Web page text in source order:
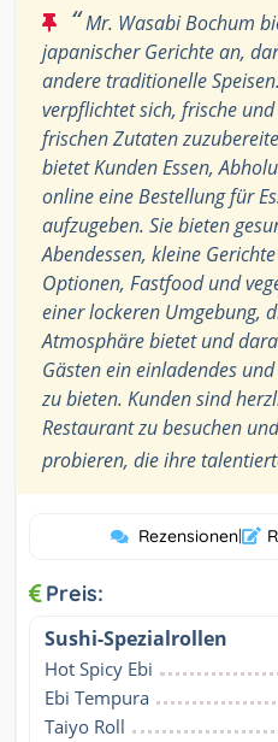
“Mr. Wasabi Bochum
japanischer Gerichte an,
andere traditionelle
verpflichtet sich, frische
frischen Zutaten
bietet Kunden Essen,
online eine Bestellung für
aufzugeben. Sie bieten
Abendessen, kleine
Optionen, Fastfood und
einer lockeren Umgebung,
Atmosphäre bietet und
Gästen ein einladendes
zu bieten. Kunden sind
Restaurant zu besuchen
probieren, die ihre
Rezensionen|
Preis:
Sushi-Spezialrollen
Hot Spicy Ebi
Ebi Tempura
Taiyo Roll